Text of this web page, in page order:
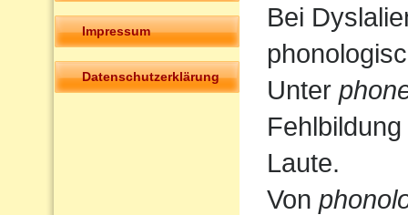
Impressum
Datenschutzerklärung
Bei
Unter
Laute.
Von